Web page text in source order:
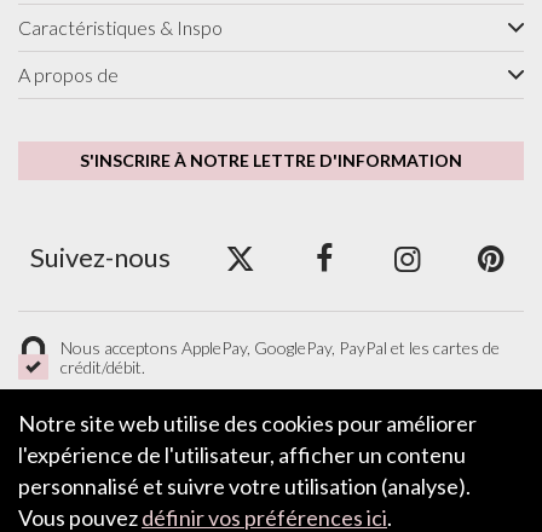
Caractéristiques & Inspo
A propos de
S'INSCRIRE À NOTRE LETTRE D'INFORMATION
Suivez-nous
Nous acceptons ApplePay, GooglePay, PayPal et les cartes de
crédit/débit.
LAISSER UN COMMENTAIRE
Notre site web utilise des cookies pour améliorer
l'expérience de l'utilisateur, afficher un contenu
personnalisé et suivre votre utilisation (analyse).
Vous pouvezdéfinir vos préférences ici.